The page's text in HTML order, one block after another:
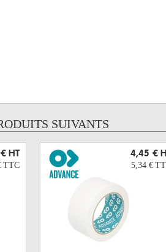
SUIVANTS
HT
TTC
4,45 €
5,34 €